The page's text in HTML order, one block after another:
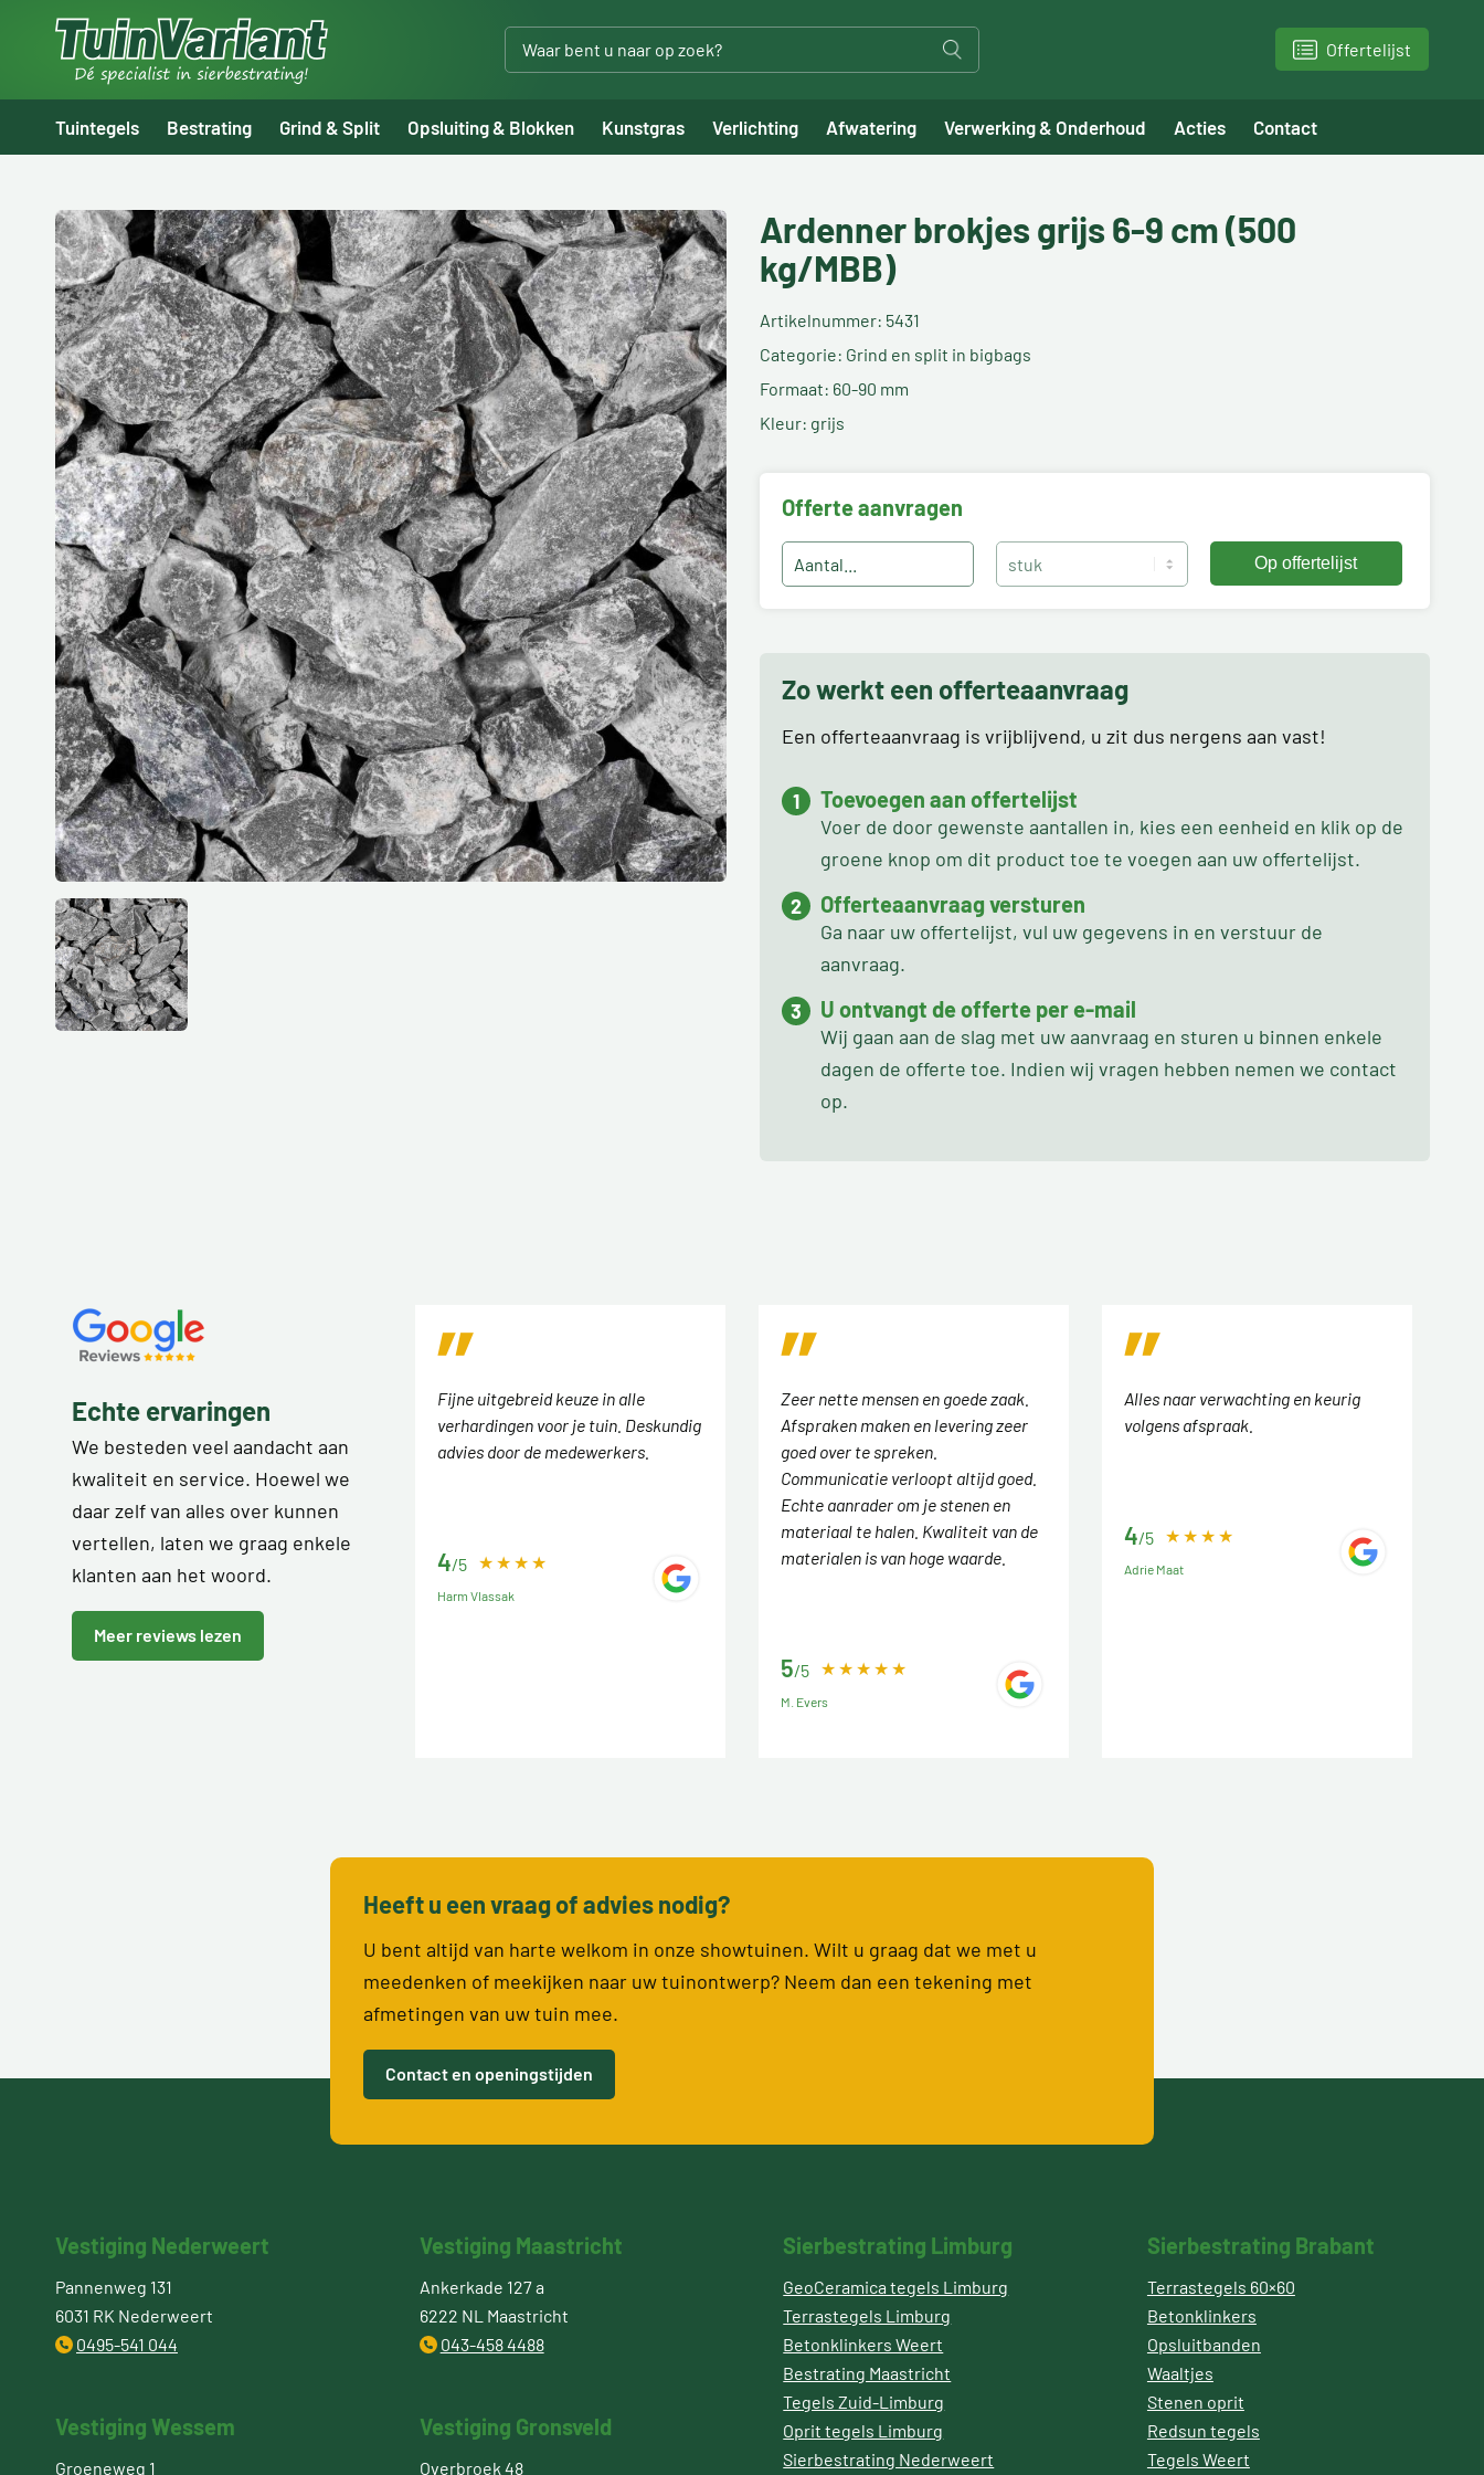
Offertelijst
Tuintegels Bestrating Grind & Split Opsluiting & Blokken Kunstgras Verlichting Afwatering Verwerking & Onderhoud Acties Contact
Ardenner brokjes grijs 6-9 cm (500
kg/MBB)
Artikelnummer: 5431
Categorie: Grind en split in bigbags
Formaat: 60-90 mm
Kleur: grijs
Offerte aanvragen
Zo werkt een offerteaanvraag
Een offerteaanvraag is vrijblijvend, u zit dus nergens aan vast!
Toevoegen aan offertelijst
Voer de door gewenste aantallen in, kies een eenheid en klik op de
groene knop om dit product toe te voegen aan uw offertelijst.
Offerteaanvraag versturen
Ga naar uw offertelijst, vul uw gegevens in en verstuur de
aanvraag.
U ontvangt de offerte per e-mail
Wij gaan aan de slag met uw aanvraag en sturen u binnen enkele
dagen de offerte toe. Indien wij vragen hebben nemen we contact
op.
Echte ervaringen
We besteden veel aandacht aan
kwaliteit en service. Hoewel we
daar zelf van alles over kunnen
vertellen, laten we graag enkele
klanten aan het woord.
Meer reviews lezen
Fijne uitgebreid keuze in alle
verhardingen voor je tuin. Deskundig
advies door de medewerkers.
4/5
Harm Vlassak
Zeer nette mensen en goede zaak.
Afspraken maken en levering zeer
goed over te spreken.
Communicatie verloopt altijd goed.
Echte aanrader om je stenen en
materiaal te halen. Kwaliteit van de
materialen is van hoge waarde.
5/5
M. Evers
Alles naar verwachting en keurig
volgens afspraak.
4/5
Adrie Maat
Heeft u een vraag of advies nodig?
U bent altijd van harte welkom in onze showtuinen. Wilt u graag dat we met u
meedenken of meekijken naar uw tuinontwerp? Neem dan een tekening met
afmetingen van uw tuin mee.
Contact en openingstijden
Vestiging Nederweert
Pannenweg 131
6031 RK Nederweert
0495-541 044
Vestiging Wessem
Groeneweg 1
Vestiging Maastricht
Ankerkade 127 a
6222 NL Maastricht
043-458 4488
Vestiging Gronsveld
Overbroek 48
Sierbestrating Limburg
GeoCeramica tegels Limburg
Terrastegels Limburg
Betonklinkers Weert
Bestrating Maastricht
Tegels Zuid-Limburg
Oprit tegels Limburg
Sierbestrating Nederweert
Sierbestrating Brabant
Terrastegels 60×60
Betonklinkers
Opsluitbanden
Waaltjes
Stenen oprit
Redsun tegels
Tegels Weert